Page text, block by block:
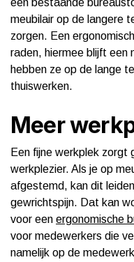
meubilair op de langere
zorgen. Een
raden, hiermee blijft een
hebben ze op de lange
thuiswerken.
Meer
Een fijne werkplek zorgt
werkplezier. Als je op
afgestemd, kan dit
gewrichtspijn. Dat kan
voor een ergonomische
voor medewerkers die
namelijk op de